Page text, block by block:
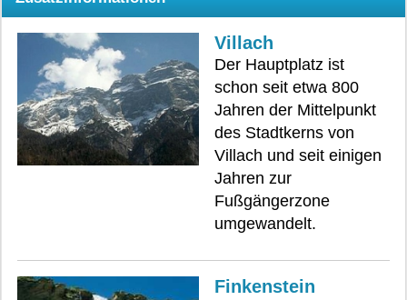
Villach
Der Hauptplatz ist
schon seit etwa 800
Jahren der Mittelpunkt
des Stadtkerns von
Villach und seit einigen
Jahren zur
Fußgängerzone
umgewandelt.
Finkenstein